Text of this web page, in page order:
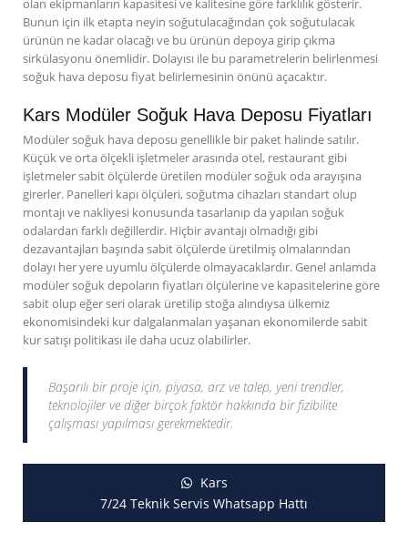
olan ekipmanların kapasitesi ve kalitesine göre farklılık gösterir.
Bunun için ilk etapta neyin soğutulacağından çok soğutulacak
ürünün ne kadar olacağı ve bu ürünün depoya girip çıkma
sirkülasyonu önemlidir. Dolayısı ile bu parametrelerin belirlenmesi
soğuk hava deposu fiyat belirlemesinin önünü açacaktır.
Kars Modüler Soğuk Hava Deposu Fiyatları
Modüler soğuk hava deposu genellikle bir paket halinde satılır.
Küçük ve orta ölçekli işletmeler arasında otel, restaurant gibi
işletmeler sabit ölçülerde üretilen modüler soğuk oda arayışına
girerler. Panelleri kapı ölçüleri, soğutma cihazları standart olup
montajı ve nakliyesi konusunda tasarlanıp da yapılan soğuk
odalardan farklı değillerdir. Hiçbir avantajı olmadığı gibi
dezavantajları başında sabit ölçülerde üretilmiş olmalarından
dolayı her yere uyumlu ölçülerde olmayacaklardır. Genel anlamda
modüler soğuk depoların fiyatları ölçülerine ve kapasitelerine göre
sabit olup eğer seri olarak üretilip stoğa alındıysa ülkemiz
ekonomisindeki kur dalgalanmaları yaşanan ekonomilerde sabit
kur satışı politikası ile daha ucuz olabilirler.
Başarılı bir proje için, piyasa, arz ve talep, yeni trendler,
teknolojiler ve diğer birçok faktör hakkında bir fizibilite
çalışması yapılması gerekmektedir.
Kars
7/24 Teknik Servis Whatsapp Hattı